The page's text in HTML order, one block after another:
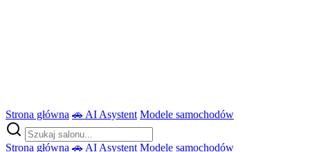
Strona główna 🚗 AI Asystent Modele samochodów
Strona główna 🚗 AI Asystent Modele samochodów